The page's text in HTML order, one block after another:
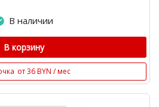
В наличии
В корзину
от 36 BYN / мес